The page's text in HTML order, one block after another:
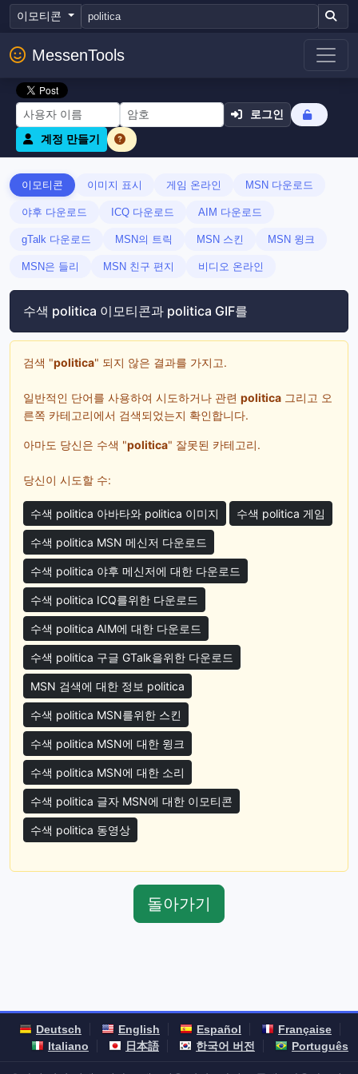
이모티콘
MessenTools
로그인
계정 만들기
이모티콘 이미지 표시 게임 온라인 MSN 다운로드
야후 다운로드 ICQ 다운로드 AIM 다운로드
gTalk 다운로드 MSN의 트릭 MSN 스킨 MSN 윙크
MSN은 들리 MSN 친구 편지 비디오 온라인
수색 politica 이모티콘과 politica GIF를
검색 "politica" 되지 않은 결과를 가지고.
일반적인 단어를 사용하여 시도하거나 관련 politica 그리고 오
른쪽 카테고리에서 검색되었는지 확인합니다.
아마도 당신은 수색 "politica" 잘못된 카테고리.
당신이 시도할 수:
수색 politica 아바타와 politica 이미지 수색 politica 게임
수색 politica MSN 메신저 다운로드
수색 politica 야후 메신저에 대한 다운로드
수색 politica ICQ를위한 다운로드
수색 politica AIM에 대한 다운로드
수색 politica 구글 GTalk을위한 다운로드
MSN 검색에 대한 정보 politica
수색 politica MSN를위한 스킨
수색 politica MSN에 대한 윙크
수색 politica MSN에 대한 소리
수색 politica 글자 MSN에 대한 이모티콘
수색 politica 동영상
돌아가기
Deutsch English Español
Française
Italiano
日本語 한국어 버전 Português